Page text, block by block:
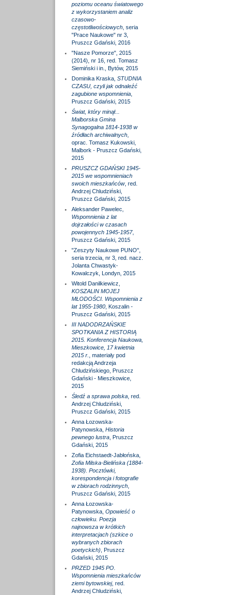
poziomu oceanu światowego
z wykorzystaniem analiz
czasowo-
częstotliwościowych, seria
"Prace Naukowe" nr 3,
Pruszcz Gdański, 2016
"Nasze Pomorze", 2015
(2014), nr 16, red. Tomasz
Siemiński i in., Bytów, 2015
Dominika Kraska, STUDNIA
CZASU, czyli jak odnaleźć
zagubione wspomnienia,
Pruszcz Gdański, 2015
Świat, który minął...
Malborska Gmina
Synagogalna 1814-1938 w
źródłach archiwalnych,
oprac. Tomasz Kukowski,
Malbork - Pruszcz Gdański,
2015
PRUSZCZ GDAŃSKI 1945-
2015 we wspomnieniach
swoich mieszkańców, red.
Andrzej Chludziński,
Pruszcz Gdański, 2015
Aleksander Pawelec,
Wspomnienia z lat
dojrzałości w czasach
powojennych 1945-1957,
Pruszcz Gdański, 2015
"Zeszyty Naukowe PUNO",
seria trzecia, nr 3, red. nacz.
Jolanta Chwastyk-
Kowalczyk, Londyn, 2015
Witold Danilkiewicz,
KOSZALIN MOJEJ
MŁODOŚCI. Wspomnienia z
lat 1955-1980, Koszalin -
Pruszcz Gdański, 2015
III NADODRZAŃSKIE
SPOTKANIA Z HISTORIĄ
2015. Konferencja Naukowa,
Mieszkowice, 17 kwietnia
2015 r.
, materiały pod
redakcją Andrzeja
Chludzińskiego, Pruszcz
Gdański - Mieszkowice,
2015
Śledź a sprawa polska, red.
Andrzej Chludziński,
Pruszcz Gdański, 2015
Anna Łozowska-
Patynowska, Historia
pewnego lustra, Pruszcz
Gdański, 2015
Zofia Eichstaedt-Jabłońska,
Zofia Milska-Bielińska (1884-
1938). Pocztówki,
korespondencja i fotografie
w zbiorach rodzinnych,
Pruszcz Gdański, 2015
Anna Łozowska-
Patynowska, Opowieść o
człowieku. Poezja
najnowsza w krótkich
interpretacjach (szkice o
wybranych zbiorach
poetyckich) , Pruszcz
Gdański, 2015
PRZED 1945 PO.
Wspomnienia mieszkańców
ziemi bytowskiej, red.
Andrzej Chludziński,